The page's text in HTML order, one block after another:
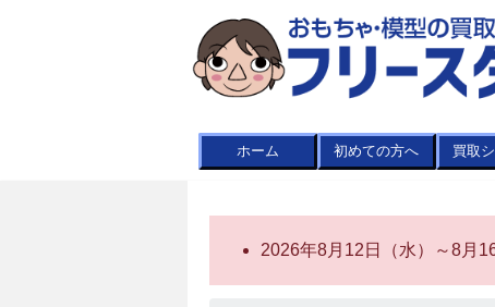
ホーム 初めての方へ 買取
2026年8月12日（水）～8月